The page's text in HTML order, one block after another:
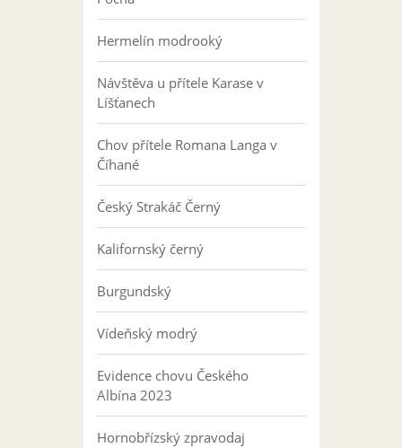
Hermelín modrooký
Návštěva u přítele Karase v
Líšťanech
Chov přítele Romana Langa v
Číhané
Český Strakáč Černý
Kalifornský černý
Burgundský
Vídeňský modrý
Evidence chovu Českého
Albína 2023
Hornobřízský zpravodaj